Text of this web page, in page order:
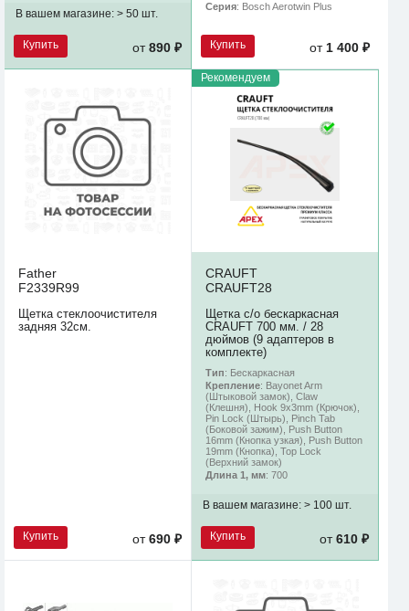
В вашем магазине: > 50 шт.
Купить от890 ₽
Серия: Bosch Aerotwin Plus
Купить от 1 400 ₽
Father
F2339R99
Щетка стеклоочистителя
задняя 32см.
Купить от690 ₽
Рекомендуем
CRAUFT
CRAUFT28
Щетка с/о бескаркасная
CRAUFT 700 мм. / 28
дюймов (9 адаптеров в
комплекте)
Тип: Бескаркасная
Крепление: Bayonet Arm
(Штыковой замок), Claw
(Клешня), Hook 9x3mm (Крючок),
Pin Lock (Штырь), Pinch Tab
(Боковой зажим), Push Button
16mm (Кнопка узкая), Push Button
19mm (Кнопка), Top Lock
(Верхний замок)
Длина 1, мм: 700
В вашем магазине: > 100 шт.
Купить от610 ₽